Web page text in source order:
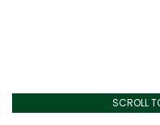
SCROLL